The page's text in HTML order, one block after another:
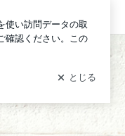
ログイン